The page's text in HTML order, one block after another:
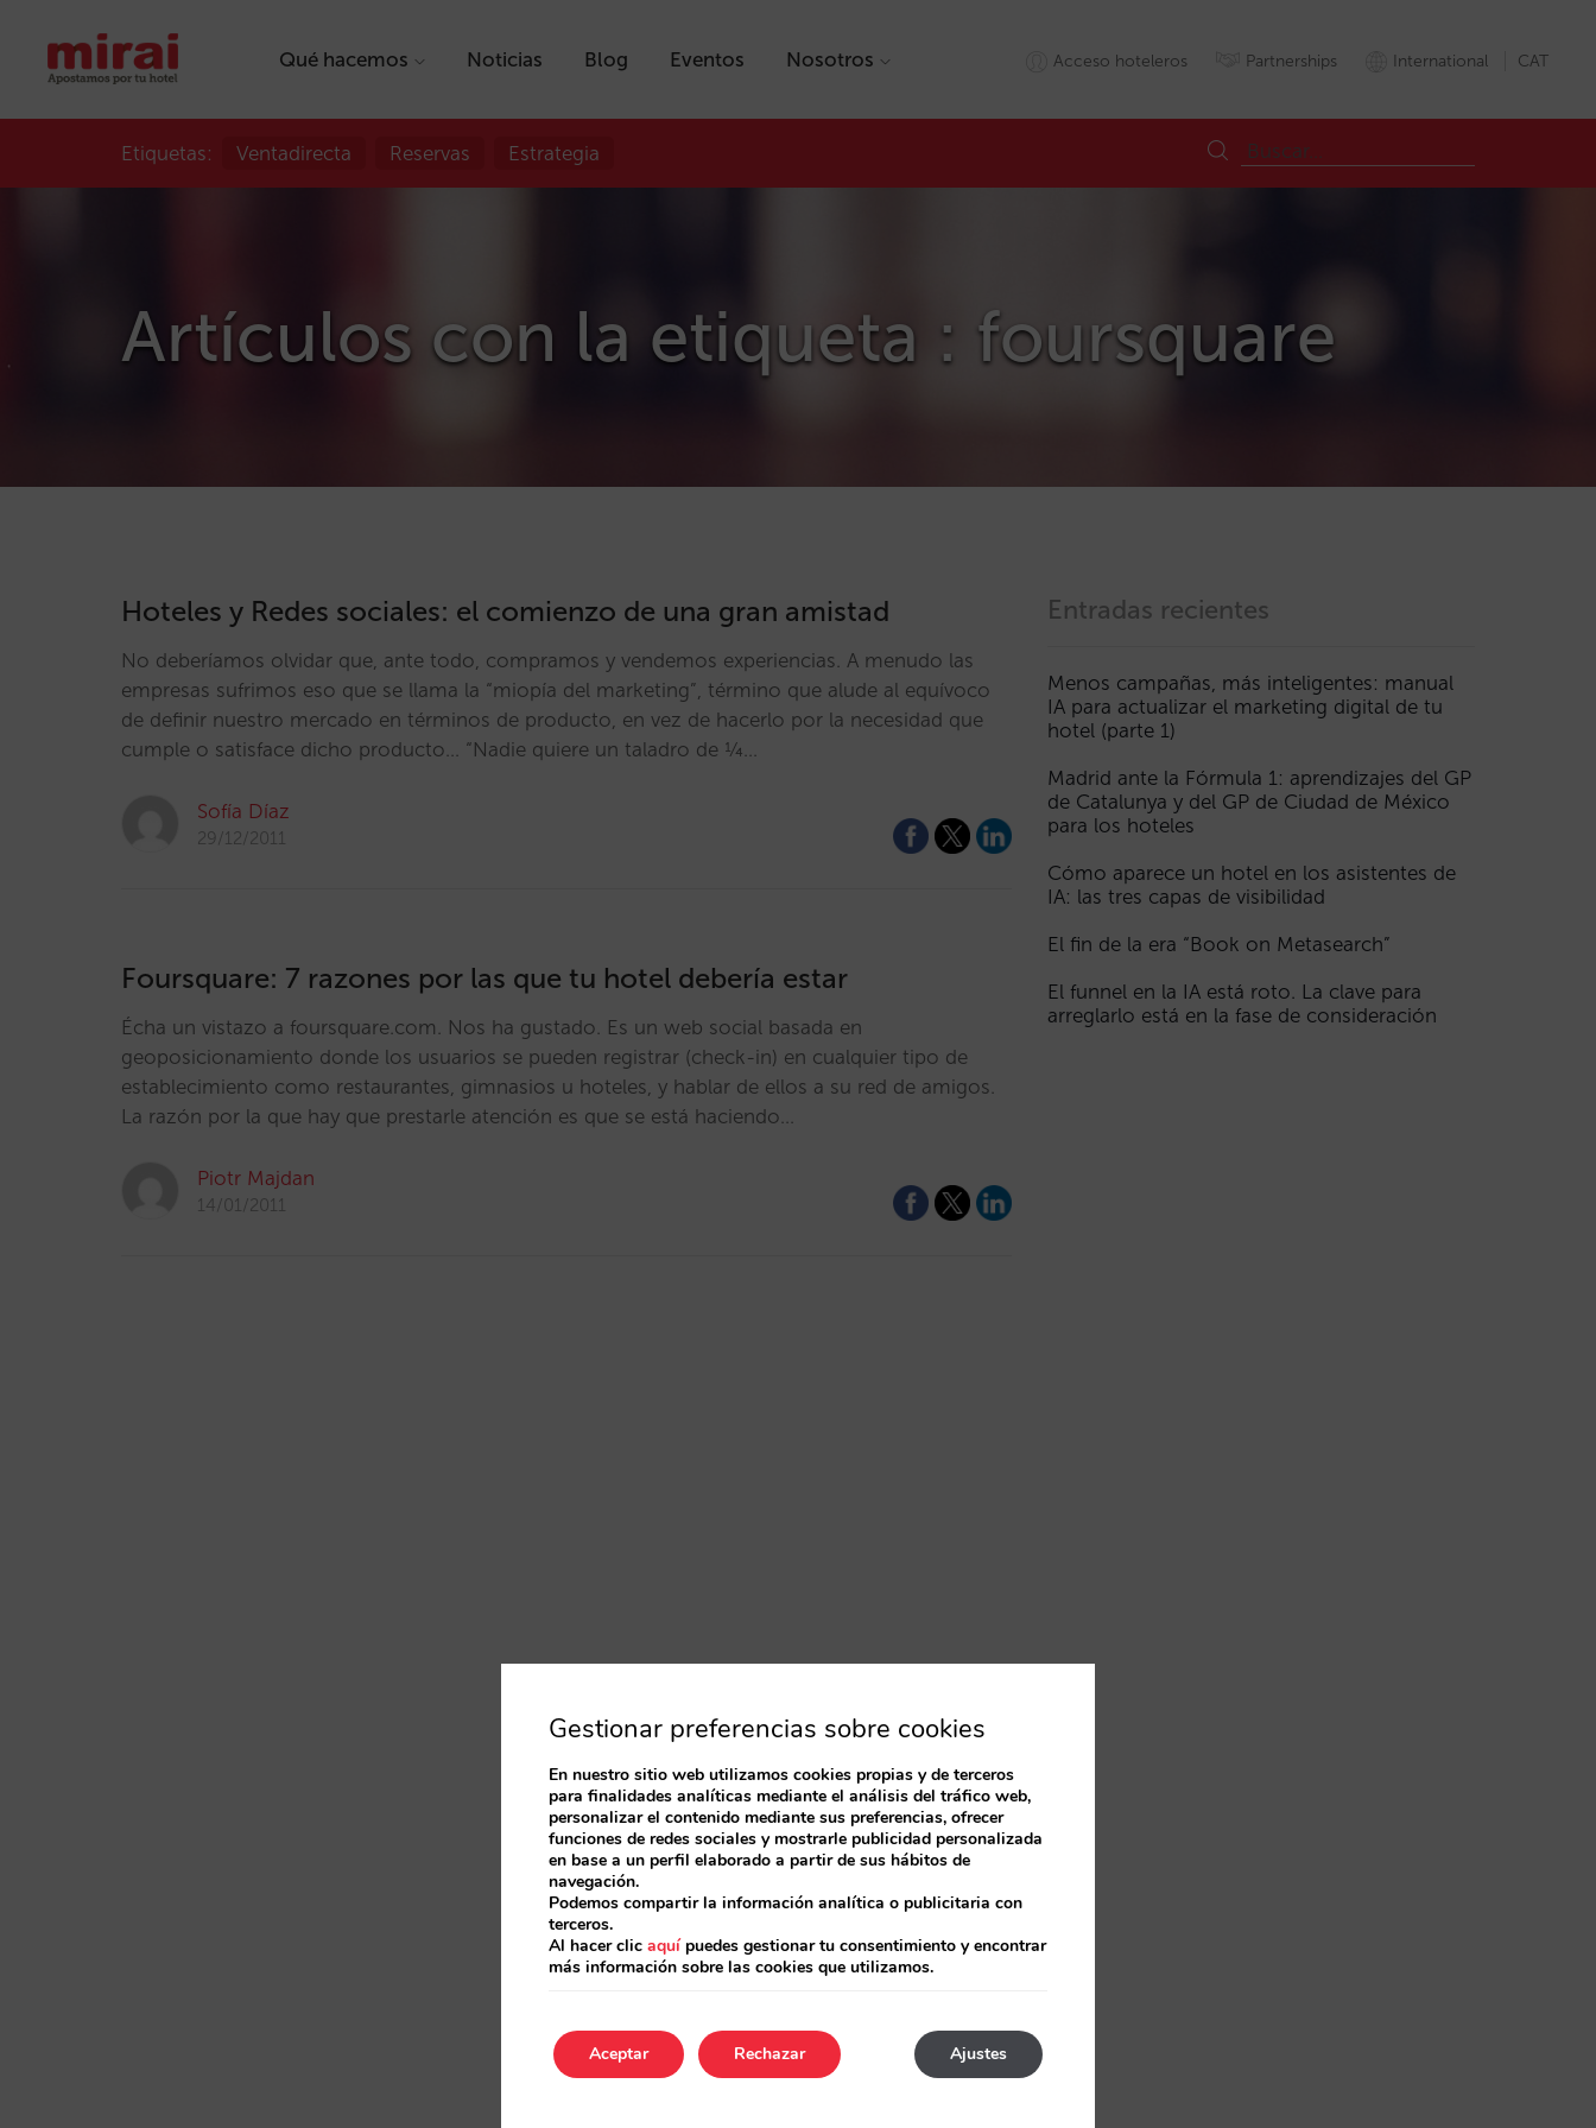
Qué hacemos Noticias Blog Eventos Nosotros Acceso hoteleros Partnerships International CAT
Etiquetas: Ventadirecta Reservas Estrategia
Artículos con la etiqueta : foursquare
Hoteles y Redes sociales: el comienzo de una gran amistad
No deberíamos olvidar que, ante todo, compramos y vendemos experiencias. A menudo las
empresas sufrimos eso que se llama la “miopía del marketing”, término que alude al equívoco
de definir nuestro mercado en términos de producto, en vez de hacerlo por la necesidad que
cumple o satisface dicho producto… “Nadie quiere un taladro de ¼…
Sofía Díaz
29/12/2011
Foursquare: 7 razones por las que tu hotel debería estar
Écha un vistazo a foursquare.com. Nos ha gustado. Es un web social basada en
geoposicionamiento donde los usuarios se pueden registrar (check-in) en cualquier tipo de
establecimiento como restaurantes, gimnasios u hoteles, y hablar de ellos a su red de amigos.
La razón por la que hay que prestarle atención es que se está haciendo…
Piotr Majdan
14/01/2011
Entradas recientes
Menos campañas, más inteligentes: manual
IA para actualizar el marketing digital de tu
hotel (parte 1)
Madrid ante la Fórmula 1: aprendizajes del GP
de Catalunya y del GP de Ciudad de México
para los hoteles
Cómo aparece un hotel en los asistentes de
IA: las tres capas de visibilidad
El fin de la era “Book on Metasearch”
El funnel en la IA está roto. La clave para
arreglarlo está en la fase de consideración
Gestionar preferencias sobre cookies
En nuestro sitio web utilizamos cookies propias y de terceros
para finalidades analíticas mediante el análisis del tráfico web,
personalizar el contenido mediante sus preferencias, ofrecer
funciones de redes sociales y mostrarle publicidad personalizada
en base a un perfil elaborado a partir de sus hábitos de
navegación.
Podemos compartir la información analítica o publicitaria con
terceros.
Al hacer clic aquípuedes gestionar tu consentimiento y encontrar
más información sobre las cookies que utilizamos.
Aceptar Ajustes
Rechazar